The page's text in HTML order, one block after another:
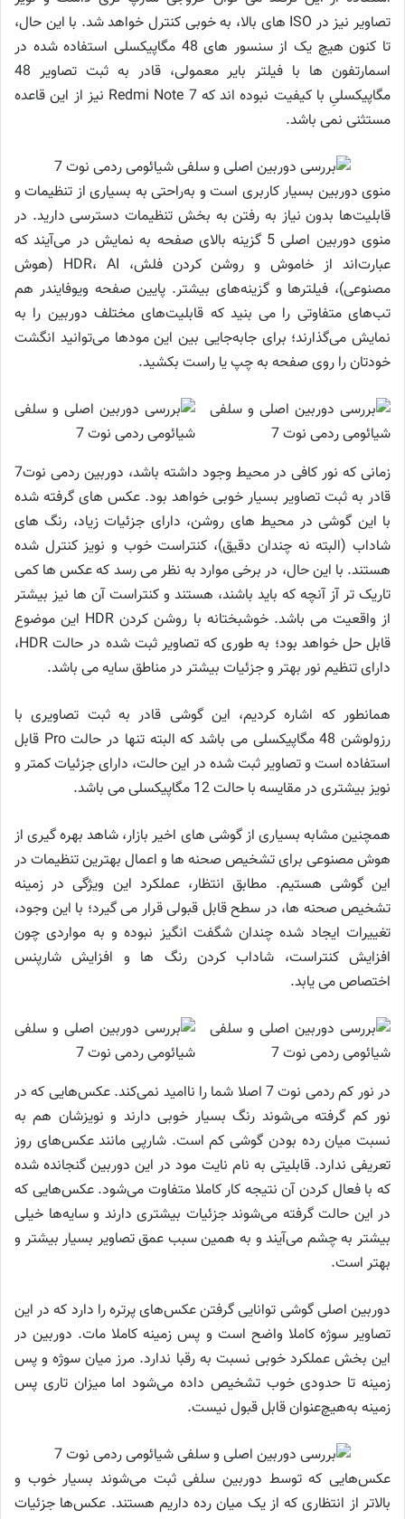
تصاویر نیز در ISO های بالا، به خوبی کنترل خواهد شد. با این حال،
تا کنون هیچ یک از سنسور های 48 مگاپیکسلی استفاده شده در
اسمارتفون ها با فیلتر بایر معمولی، قادر به ثبت تصاویر 48
مگاپیکسلیِ با کیفیت نبوده اند که Redmi Note 7 نیز از این قاعده
مستثنی نمی باشد.
منوی دوربین بسیار کاربری است و به‌راحتی به بسیاری از تنظیمات و
قابلیت‌ها بدون نیاز به رفتن به بخش تنظیمات دسترسی دارید. در
منوی دوربین اصلی 5 گزینه بالای صفحه به نمایش در می‌آیند که
عبارت‌اند از خاموش و روشن کردن فلش، HDR، AI (هوش
مصنوعی)، فیلترها و گزینه‌های بیشتر. پایین صفحه ویوفایندر هم
تب‌های متفاوتی را می بنید که قابلیت‌های مختلف دوربین را به
نمایش می‌گذارند؛ برای جابه‌جایی بین این مودها می‌توانید انگشت
خودتان را روی صفحه به چپ یا راست بکشید.
زمانی که نور کافی در محیط وجود داشته باشد، دوربین ردمی نوت7
قادر به ثبت تصاویر بسیار خوبی خواهد بود. عکس های گرفته شده
با این گوشی در محیط های روشن، دارای جزئیات زیاد، رنگ های
شاداب (البته نه چندان دقیق)، کنتراست خوب و نویز کنترل شده
هستند. با این حال، در برخی موارد به نظر می رسد که عکس ها کمی
تاریک تر آز آنچه که باید باشند، هستند و کنتراست آن ها نیز بیشتر
از واقعیت می باشد. خوشبختانه با روشن کردن HDR این موضوع
قابل حل خواهد بود؛ به طوری که تصاویر ثبت شده در حالت HDR،
دارای تنظیم نور بهتر و جزئیات بیشتر در مناطق سایه می باشد.
همانطور که اشاره کردیم، این گوشی قادر به ثبت تصاویری با
رزولوشن 48 مگاپیکسلی می باشد که البته تنها در حالت Pro قابل
استفاده است و تصاویر ثبت شده در این حالت، دارای جزئیات کمتر و
نویز بیشتری در مقایسه با حالت 12 مگاپیکسلی می باشد.
همچنین مشابه بسیاری از گوشی های اخیر بازار، شاهد بهره گیری از
هوش مصنوعی برای تشخیص صحنه ها و اعمال بهترین تنظیمات در
این گوشی هستیم. مطابق انتظار، عملکرد این ویژگی در زمینه
تشخیص صحنه ها، در سطح قابل قبولی قرار می گیرد؛ با این وجود،
تغییرات ایجاد شده چندان شگفت انگیز نبوده و به مواردی چون
افزایش کنتراست، شاداب کردن رنگ ها و افزایش شارپنس
اختصاص می یابد.
در نور کم ردمی نوت 7 اصلا شما را ناامید نمی‌کند. عکس‌هایی که در
نور کم گرفته می‌شوند رنگ بسیار خوبی دارند و نویزشان هم به
نسبت میان رده بودن گوشی کم است. شارپی مانند عکس‌های روز
تعریفی ندارد. قابلیتی به نام نایت مود در این دوربین گنجانده شده
که با فعال کردن آن نتیجه کار کاملا متفاوت می‌شود. عکس‌هایی که
در این حالت گرفته می‌شوند جزئیات بیشتری دارند و سایه‌ها خیلی
بیشتر به چشم می‌آیند و به همین سبب عمق تصاویر بسیار بیشتر و
بهتر است.
دوربین اصلی گوشی توانایی گرفتن عکس‌های پرتره را دارد که در این
تصاویر سوژه کاملا واضح است و پس زمینه کاملا مات. دوربین در
این بخش عملکرد خوبی نسبت به رقبا ندارد. مرز میان سوژه و پس
زمینه تا حدودی خوب تشخیص داده می‌شود اما میزان تاری پس
زمینه به‌هیچ‌عنوان قابل قبول نیست.
عکس‌هایی که توسط دوربین سلفی ثبت می‌شوند بسیار خوب و
بالاتر از انتظاری که از یک میان رده داریم هستند. عکس‌ها جزئیات